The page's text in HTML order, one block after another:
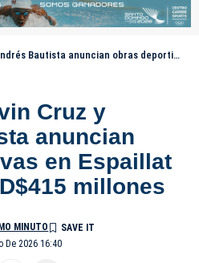
obras deportivas en Espaillat por más de RD$415 millones
Cruz y
anuncian
en Espaillat
millones
De 2026 16:40
MINUTO